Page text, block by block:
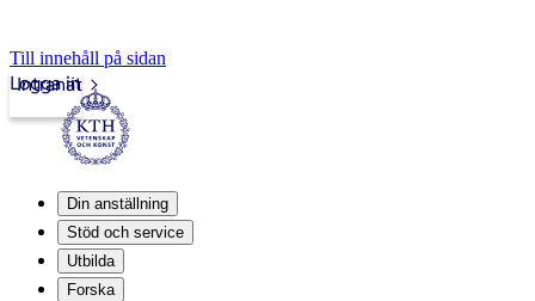
Till innehåll på sidan
Intranät
Logga in
Din anställning
Stöd och service
Utbilda
Forska